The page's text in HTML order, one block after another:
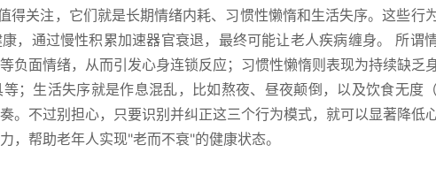
得关注，它们就是长期情绪内耗、习惯性懒惰和生活失序。这些行为
，通过慢性积累加速器官衰退，最终可能让老人疾病缠身。 所谓
负面情绪，从而引发心身连锁反应；习惯性懒惰则表现为持续缺乏
；生活失序就是作息混乱，比如熬夜、昼夜颠倒，以及饮食无度
。不过别担心，只要识别并纠正这三个行为模式，就可以显著降低
，帮助老年人实现"老而不衰"的健康状态。